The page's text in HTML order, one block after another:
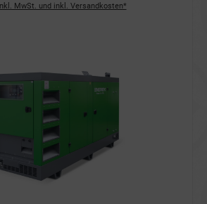
MwSt. und inkl. Versandkosten*